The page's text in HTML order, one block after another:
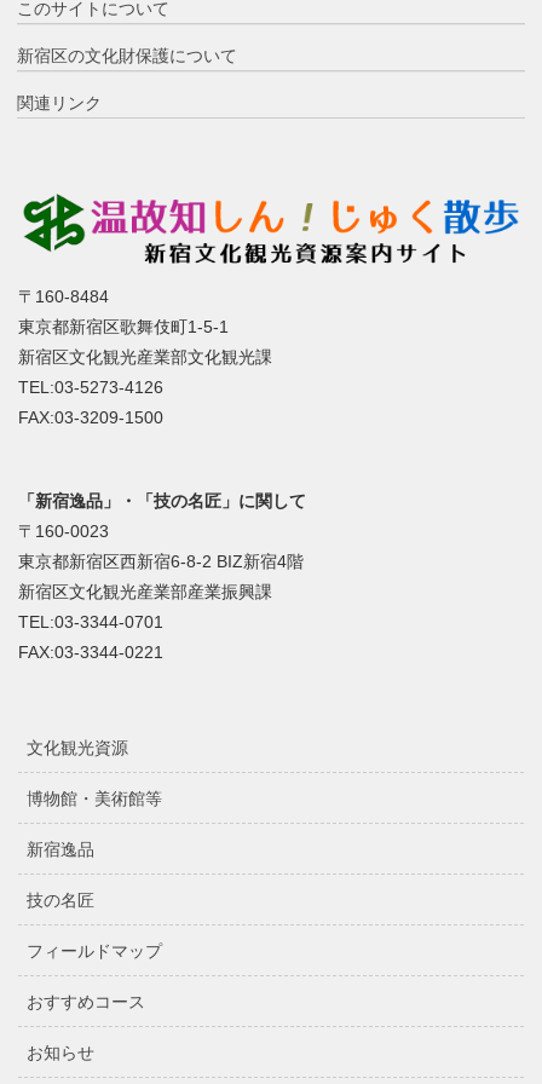
このサイトについて
新宿区の文化財保護について
関連リンク
〒160-8484
東京都新宿区歌舞伎町1-5-1
新宿区文化観光産業部文化観光課
TEL:03-5273-4126
FAX:03-3209-1500
「新宿逸品」・「技の名匠」に関して
〒160-0023
東京都新宿区西新宿6-8-2 BIZ新宿4階
新宿区文化観光産業部産業振興課
TEL:03-3344-0701
FAX:03-3344-0221
文化観光資源
博物館・美術館等
新宿逸品
技の名匠
フィールドマップ
おすすめコース
お知らせ